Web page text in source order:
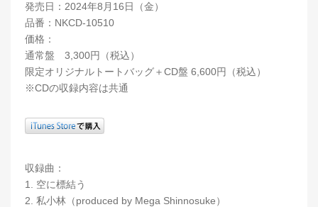
発売日：2024年8月16日（金）
品番：NKCD-10510
価格：
通常盤 3,300円（税込）
限定オリジナルトートバッグ＋CD盤 6,600円（税込）
※CDの収録内容は共通
収録曲：
1. 空に標結う
2. 私小林（produced by Mega Shinnosuke）